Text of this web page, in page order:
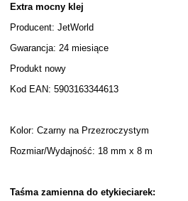
Extra mocny klej
Producent: JetWorld
Gwarancja: 24 miesiące
Produkt nowy
Kod EAN: 5903163344613
Kolor: Czarny na Przezroczystym
Rozmiar/Wydajność: 18 mm x 8 m
Taśma zamienna do etykieciarek: